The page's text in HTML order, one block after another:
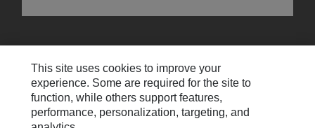
Contáctenos
Preferencias De Correo Electrónico
This site uses cookies to improve your
experience. Some are required for the site to
function, while others support features,
performance, personalization, targeting, and